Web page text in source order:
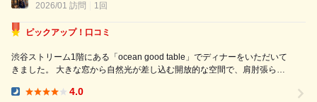
は真っ赤なサングリアで乾杯...
2026/01 訪問
1回
ピックアップ！口コミ
渋谷ストリーム1階にある「ocean good table」でディナーをいただいて
きました。 大きな窓から自然光が差し込む開放的な空間で、肩肘張らず
アクセスも良く、女子会やデートにも利用しやすそう！ 今回は飲み放題
4.0